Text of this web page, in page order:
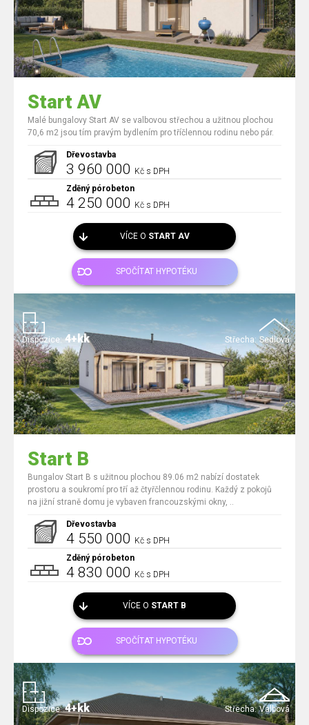
Start AV
Malé bungalovy Start AV se valbovou střechou a užitnou plochou
70,6 m2 jsou tím pravým bydlením pro tříčlennou rodinu nebo pár.
Dřevostavba
3 960 000 Kč s DPH
Zděný pórobeton
4 250 000 Kč s DPH
VÍCE O START AV
SPOČÍTAT HYPOTÉKU
Střecha: Sedlová
Dispozice: 4+kk
Start B
Bungalov Start B s užitnou plochou 89.06 m2 nabízí dostatek
prostoru a soukromí pro tří až čtyřčlennou rodinu. Každý z pokojů
na jižní straně domu je vybaven francouzskými okny, ..
Dřevostavba
4 550 000 Kč s DPH
Zděný pórobeton
4 830 000 Kč s DPH
VÍCE O START B
SPOČÍTAT HYPOTÉKU
Střecha: Valbová
Dispozice: 4+kk